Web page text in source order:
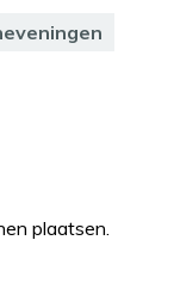
plaatsen.